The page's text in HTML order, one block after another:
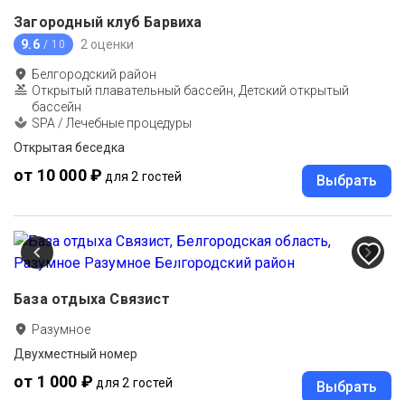
Загородный клуб Барвиха
9.6 / 10 2 оценки
Белгородский район
Открытый плавательный бассейн, Детский открытый
бассейн
SPA / Лечебные процедуры
Открытая беседка
от 10 000 ₽ для 2 гостей Выбрать
База отдыха Связист
Разумное
Двухместный номер
от 1 000 ₽ для 2 гостей Выбрать